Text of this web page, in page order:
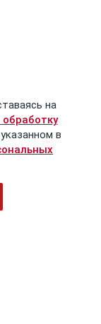
на
обработку
в